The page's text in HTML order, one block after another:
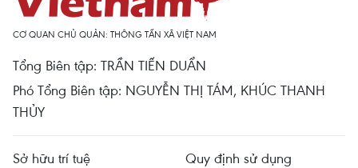
CƠ QUAN CHỦ QUẢN: THÔNG TẤN XÃ VIỆT NAM
Tổng Biên tập: TRẦN TIẾN DUẨN
Phó Tổng Biên tập: NGUYỄN THỊ TÁM, KHÚC THANH
THỦY
Sở hữu trí tuệ
Quy định sử dụng